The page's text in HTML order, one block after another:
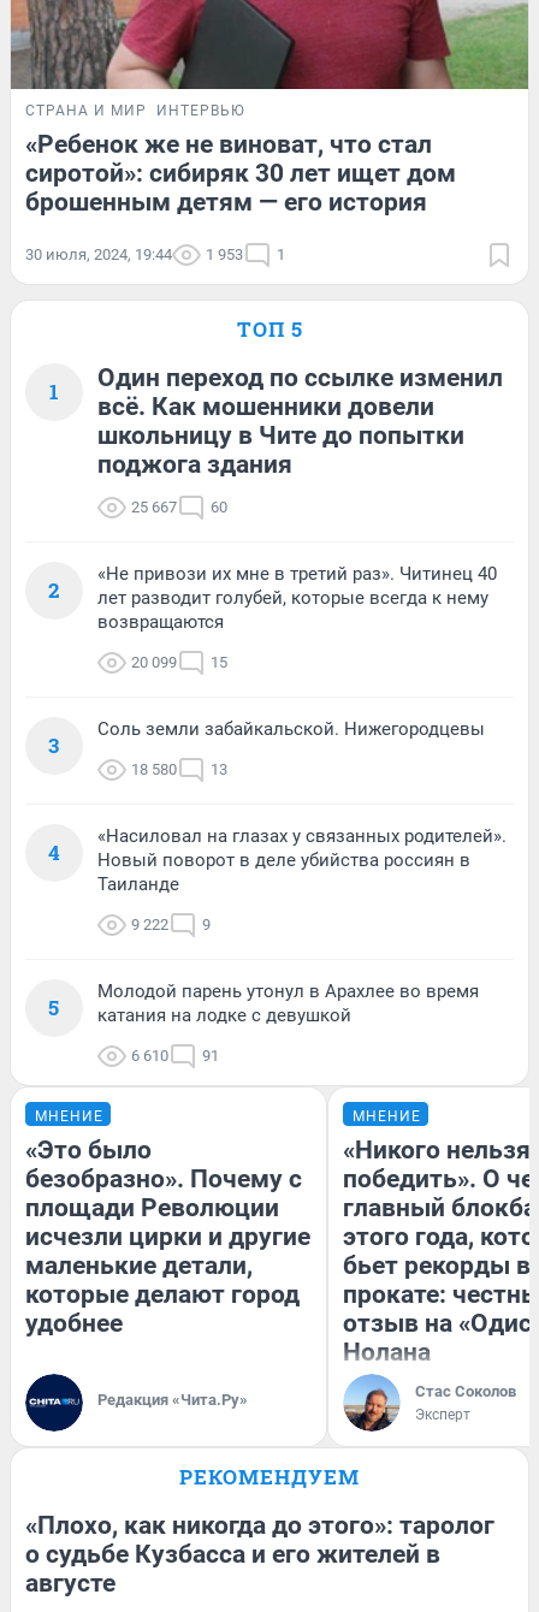
СТРАНА И МИР ИНТЕРВЬЮ
«Ребенок же не виноват, что стал
сиротой»: сибиряк 30 лет ищет дом
брошенным детям — его история
30 июля, 2024, 19:44 1 953 1
ТОП 5
1
Один переход по ссылке изменил
всё. Как мошенники довели
школьницу в Чите до попытки
поджога здания
25 667 60
2
«Не привози их мне в третий раз». Читинец 40
лет разводит голубей, которые всегда к нему
возвращаются
20 099 15
3
Соль земли забайкальской. Нижегородцевы
18 580 13
4
«Насиловал на глазах у связанных родителей».
Новый поворот в деле убийства россиян в
Таиланде
9 222 9
5
Молодой парень утонул в Арахлее во время
катания на лодке с девушкой
6 610 91
МНЕНИЕ
«Это было
безобразно». Почему с
площади Революции
исчезли цирки и другие
маленькие детали,
которые делают город
удобнее
Редакция «Чита.Ру»
МНЕНИЕ
«Никого нельзя
победить». О
главный
этого года,
бьет рекорды в
прокате:
отзыв на
Нолана
Стас Соколов
Эксперт
РЕКОМЕНДУЕМ
«Плохо, как никогда до этого»: таролог
о судьбе Кузбасса и его жителей в
августе